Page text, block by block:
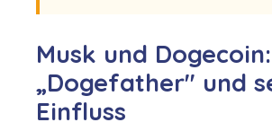
Musk und
„Dogefather" und
Einfluss